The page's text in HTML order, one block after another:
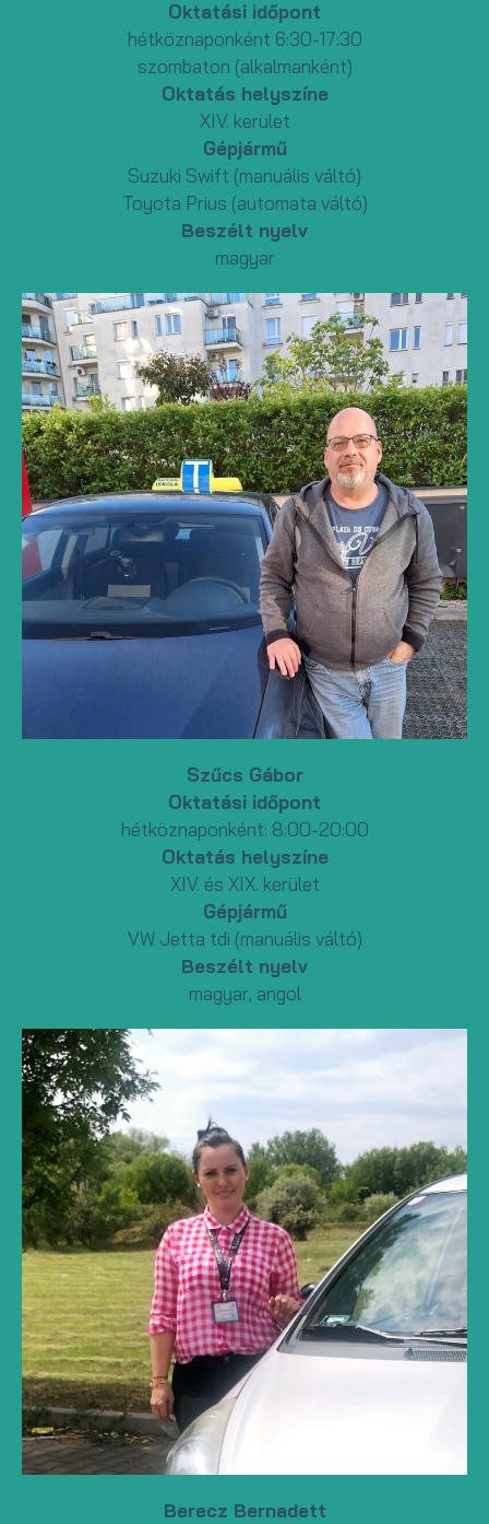
Oktatási időpont
hétköznaponként 6:30-17:30
szombaton (alkalmanként)
Oktatás helyszíne
XIV. kerület
Gépjármű
Suzuki Swift (manuális váltó)
Toyota Prius (automata váltó)
Beszélt nyelv
magyar
Szűcs Gábor
Oktatási időpont
hétköznaponként: 8:00-20:00
Oktatás helyszíne
XIV. és XIX. kerület
Gépjármű
VW Jetta tdi (manuális váltó)
Beszélt nyelv
magyar, angol
Berecz Bernadett